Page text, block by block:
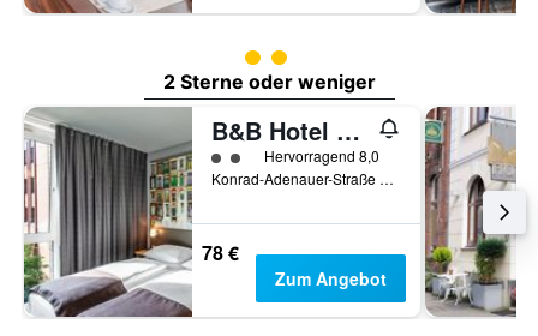
Bewertungskategorie 2
2 Sterne oder weniger
B&B Hotel Lübeck-Hbf
Bewertungskategorie 2
Hervorragend 8,0
Konrad-Adenauer-Straße 7, Lübeck, Schleswig-Holstein, Deutschland
78 €
Zum Angebot